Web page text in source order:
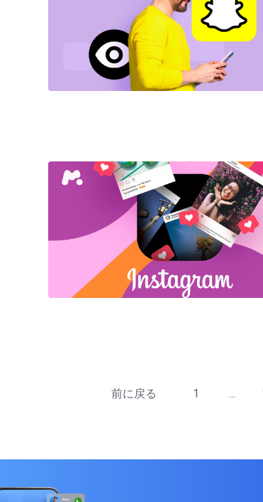
ゲ
ー
前に戻る 1 ...